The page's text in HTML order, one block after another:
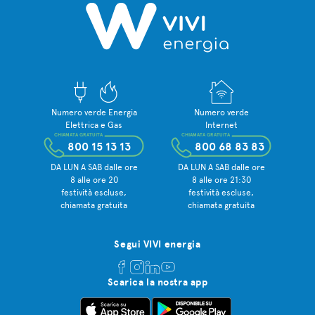
Numero verde Energia
Elettrica e Gas
800 15 13 13
CHIAMATA GRATUITA
DA LUN A SAB dalle ore
8 alle ore 20
festività escluse,
chiamata gratuita
Numero verde
Internet
800 68 83 83
CHIAMATA GRATUITA
DA LUN A SAB dalle ore
8 alle ore 21:30
festività escluse,
chiamata gratuita
Segui VIVI energia
Scarica la nostra app